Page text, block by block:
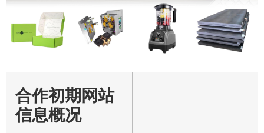
合作初期网站
信息概况